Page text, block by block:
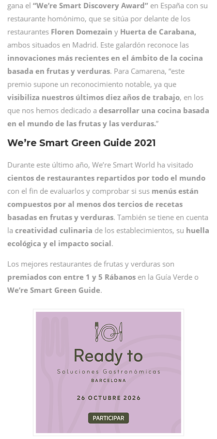
gana el “We’re Smart Discovery Award” en España con su
restaurante homónimo, que se sitúa por delante de los
restaurantes Floren Domezain y Huerta de Carabana,
ambos situados en Madrid. Este galardón reconoce las
innovaciones más recientes en el ámbito de la cocina
basada en frutas y verduras. Para Camarena, “este
premio supone un reconocimiento notable, ya que
visibiliza nuestros últimos diez años de trabajo, en los
que nos hemos dedicado a desarrollar una cocina basada
en el mundo de las frutas y las verduras.”
We’re Smart Green Guide 2021
Durante este último año, We’re Smart World ha visitado
cientos de restaurantes repartidos por todo el mundo
con el fin de evaluarlos y comprobar si sus menús están
compuestos por al menos dos tercios de recetas
basadas en frutas y verduras. También se tiene en cuenta
la creatividad culinaria de los establecimientos, su huella
ecológica y el impacto social.
Los mejores restaurantes de frutas y verduras son
premiados con entre 1 y 5 Rábanos en la Guía Verde o
We’re Smart Green Guide.